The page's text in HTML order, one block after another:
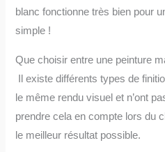
blanc fonctionne très bien pour
simple !
Que choisir entre une peinture
Il existe différents types de
le même rendu visuel et n’ont
prendre cela en compte lors du
le meilleur résultat possible.